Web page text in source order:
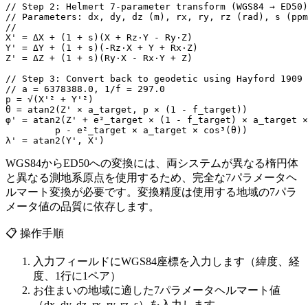
// Step 2: Helmert 7-parameter transform (WGS84 → ED50)
// Parameters: dx, dy, dz (m), rx, ry, rz (rad), s
//
X' = ΔX + (1 + s)(X + Rz·Y - Ry·Z)
Y' = ΔY + (1 + s)(-Rz·X + Y + Rx·Z)
Z' = ΔZ + (1 + s)(Ry·X - Rx·Y + Z)
// Step 3: Convert back to geodetic using Hayford
// a = 6378388.0, 1/f = 297.0
p = √(X'² + Y'²)
θ = atan2(Z' × a_target, p × (1 - f_target))
φ' = atan2(Z' + e²_target × (1 - f_target) × a_target
         p - e²_target × a_target × cos³(θ))
λ' = atan2(Y', X')
WGS84からED50への変換には、両システムが異なる楕円体
と異なる測地系原点を使用するため、完全な7パラメータヘ
ルマート変換が必要です。変換精度は使用する地域の7パラ
メータ値の品質に依存します。
📋 操作手順
入力フィールドにWGS84座標を入力します（緯度、経
度、1行に1ペア）
お住まいの地域に適した7パラメータヘルマート値